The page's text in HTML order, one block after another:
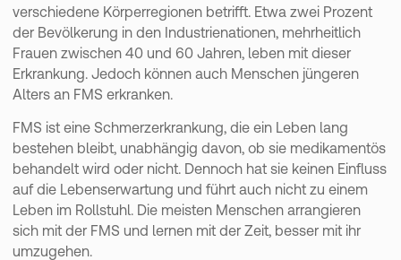
verschiedene Körperregionen betrifft. Etwa zwei Prozent
der Bevölkerung in den Industrienationen, mehrheitlich
Frauen zwischen 40 und 60 Jahren, leben mit dieser
Erkrankung. Jedoch können auch Menschen jüngeren
Alters an FMS erkranken.
FMS ist eine Schmerzerkrankung, die ein Leben lang
bestehen bleibt, unabhängig davon, ob sie medikamentös
behandelt wird oder nicht. Dennoch hat sie keinen Einfluss
auf die Lebenserwartung und führt auch nicht zu einem
Leben im Rollstuhl. Die meisten Menschen arrangieren
sich mit der FMS und lernen mit der Zeit, besser mit ihr
umzugehen.